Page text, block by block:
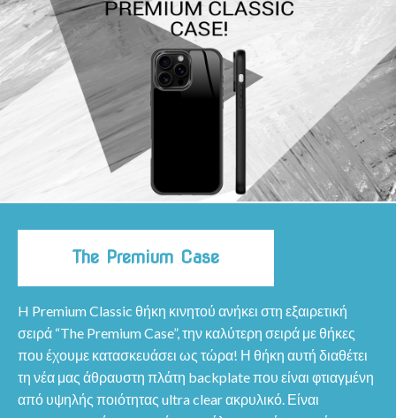
The Premium Case
H Premium Classic θήκη κινητού ανήκει στη εξαιρετική
σειρά “The Premium Case”, την καλύτερη σειρά με θήκες
που έχουμε κατασκευάσει ως τώρα! Η θήκη αυτή διαθέτει
τη νέα μας άθραυστη πλάτη backplate που είναι φτιαγμένη
από υψηλής ποιότητας ultra clear ακρυλικό. Είναι